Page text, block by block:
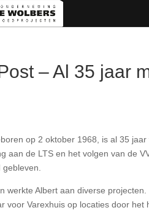
– Al 35 jaar
op 2 oktober 1968, is al 35
aan de LTS en het volgen van de
werkte Albert aan diverse
voor Varexhuis op locaties door